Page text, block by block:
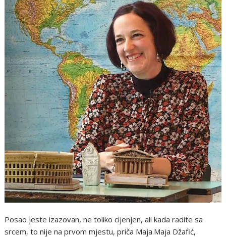
Posao jeste izazovan, ne toliko cijenjen, ali kada radite sa
srcem, to nije na prvom mjestu, priča Maja.Maja Džafić,